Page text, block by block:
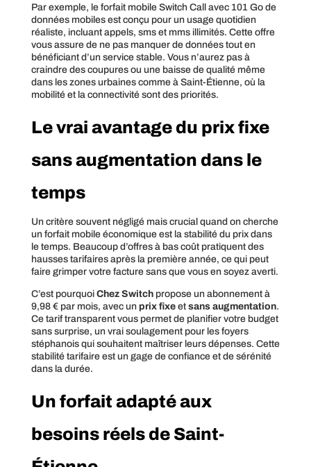
Par exemple, le forfait mobile Switch Call avec 101 Go de
données mobiles est conçu pour un usage quotidien
réaliste, incluant appels, sms et mms illimités. Cette offre
vous assure de ne pas manquer de données tout en
bénéficiant d’un service stable. Vous n’aurez pas à
craindre des coupures ou une baisse de qualité même
dans les zones urbaines comme à Saint-Étienne, où la
mobilité et la connectivité sont des priorités.
Le vrai avantage du prix fixe
sans augmentation dans le
temps
Un critère souvent négligé mais crucial quand on cherche
un forfait mobile économique est la stabilité du prix dans
le temps. Beaucoup d’offres à bas coût pratiquent des
hausses tarifaires après la première année, ce qui peut
faire grimper votre facture sans que vous en soyez averti.
C’est pourquoi Chez Switchpropose un abonnement à
9,98 € par mois, avec un prix fixeet sans augmentation.
Ce tarif transparent vous permet de planifier votre budget
sans surprise, un vrai soulagement pour les foyers
stéphanois qui souhaitent maîtriser leurs dépenses. Cette
stabilité tarifaire est un gage de confiance et de sérénité
dans la durée.
Un forfait adapté aux
besoins réels de Saint-